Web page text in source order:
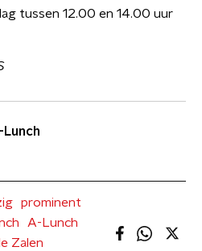
tussen 12.00 en 14.00 uur
prominent
A-Lunch
Zalen